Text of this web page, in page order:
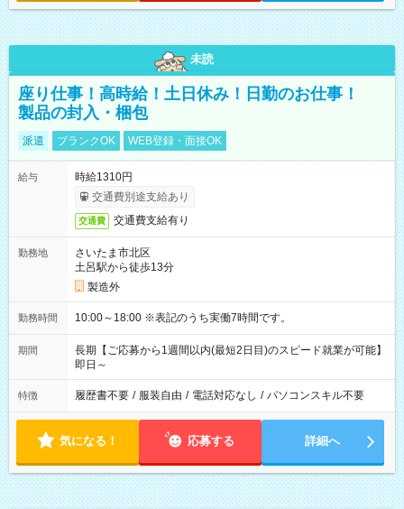
未読
座り仕事！高時給！土日休み！日勤のお仕事！
製品の封入・梱包
派遣 ブランクOK WEB登録・面接OK
給与
時給1310円
交通費別途支給あり
交通費 交通費支給有り
勤務地
さいたま市北区
土呂駅から徒歩13分
製造外
勤務時間 10:00～18:00 ※表記のうち実働7時間です。
期間
長期【ご応募から1週間以内(最短2日目)のスピード就業が可能】
即日～
特徴 履歴書不要 / 服装自由 / 電話対応なし / パソコンスキル不要
気になる！ 応募する 詳細へ